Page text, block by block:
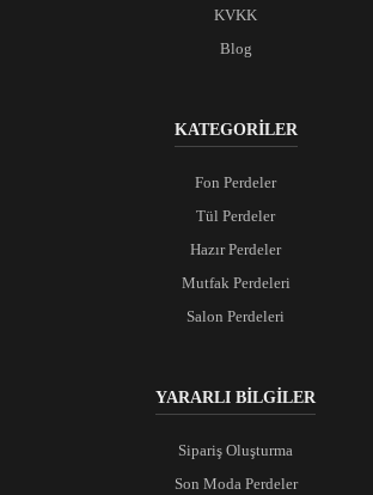
KVKK
Blog
KATEGORİLER
Fon Perdeler
Tül Perdeler
Hazır Perdeler
Mutfak Perdeleri
Salon Perdeleri
YARARLI BİLGİLER
Sipariş Oluşturma
Son Moda Perdeler